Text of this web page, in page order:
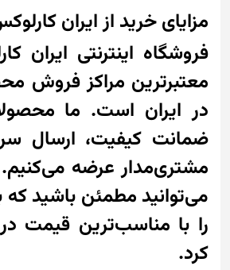
مزایای خرید از ایران
فروشگاه اینترنتی ایران
معتبرترین مراکز فروش
در ایران است. ما
ضمانت کیفیت، ارسال
مشتری‌مدار عرضه می‌کنیم.
می‌توانید مطمئن باشید
را با مناسب‌ترین قیمت
کرد.